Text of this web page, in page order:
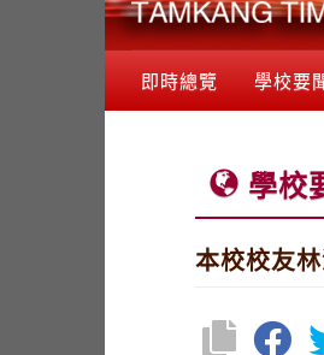
即時總覽 學校要
學校
本校校友